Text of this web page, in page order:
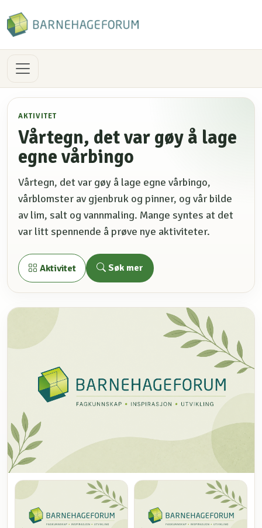
AKTIVITET
Vårtegn, det var gøy å lage
egne vårbingo
Vårtegn, det var gøy å lage egne vårbingo,
vårblomster av gjenbruk og pinner, og vår bilde
av lim, salt og vannmaling. Mange syntes at det
var litt spennende å prøve nye aktiviteter.
Aktivitet Søk mer